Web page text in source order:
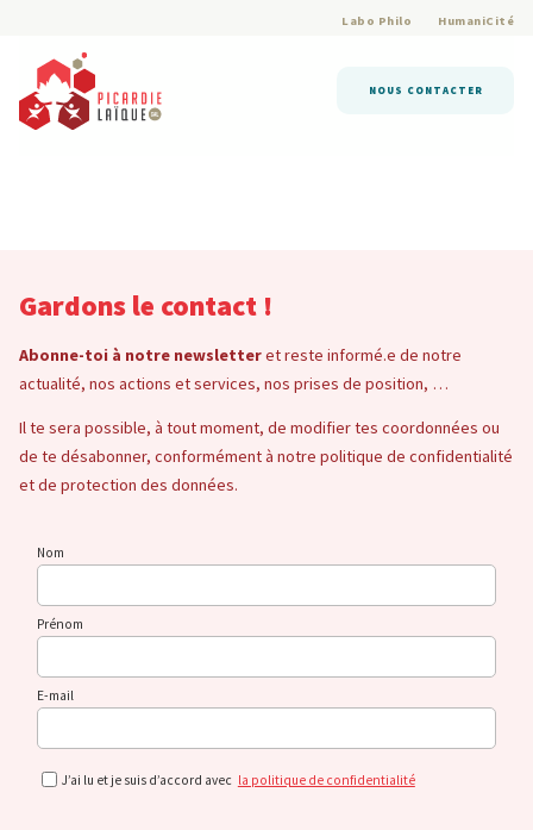
Labo Philo HumaniCité
NOUS CONTACTER
Gardons le contact !
Abonne-toi à notre newsletteret reste informé.e de notre
actualité, nos actions et services, nos prises de position, …
Il te sera possible, à tout moment, de modifier tes coordonnées ou
de te désabonner, conformément à notre politique de confidentialité
et de protection des données.
Nom
Prénom
E-mail
J’ai lu et je suis d’accord avec la politique de confidentialité